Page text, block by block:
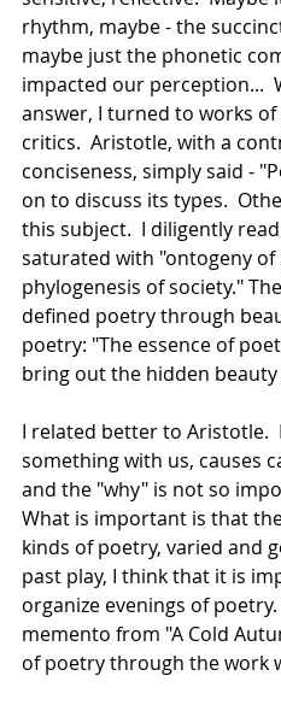
rhythm, maybe - the
maybe just the phonetic
impacted our perception...
answer, I turned to works
critics.  Aristotle, with a
conciseness, simply said -
on to discuss its types.
this subject.  I diligently
saturated with "ontogeny
phylogenesis of society."
defined poetry through
poetry: "The essence of
bring out the hidden
I related better to Aristotle.
something with us, causes
and the "why" is not so
What is important is that
kinds of poetry, varied and
past play, I think that it is
organize evenings of
memento from "A Cold
of poetry through the work